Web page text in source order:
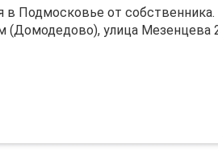
в Подмосковье от собственника.
(Домодедово), улица Мезенцева